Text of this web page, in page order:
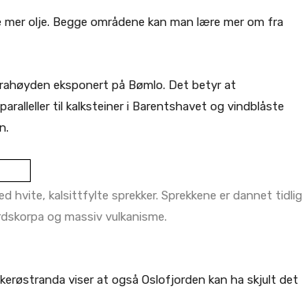
olje. Begge områdene kan man lære mer om fra
eksponert på Bømlo. Det betyr at
til kalksteiner i Barentshavet og vindblåste
hvite, kalsittfylte sprekker. Sprekkene er dannet tidlig
og massiv vulkanisme.
viser at også Oslofjorden kan ha skjult det